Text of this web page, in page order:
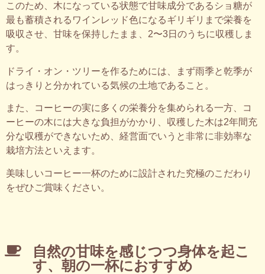
このため、木になっている状態で甘味成分であるショ糖が
最も蓄積されるワインレッド色になるギリギリまで栄養を
吸収させ、甘味を保持したまま、2〜3日のうちに収穫しま
す。
ドライ・オン・ツリーを作るためには、まず雨季と乾季が
はっきりと分かれている気候の土地であること。
また、コーヒーの実に多くの栄養分を集められる一方、コ
ーヒーの木には大きな負担がかかり、収穫した木は2年間充
分な収穫ができないため、経営面でいうと非常に非効率な
栽培方法といえます。
美味しいコーヒー一杯のために設計された究極のこだわり
をぜひご賞味ください。
自然の甘味を感じつつ身体を起こ
す、朝の一杯におすすめ